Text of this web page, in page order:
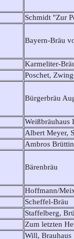
Schmidt "Zur
Bayern-Bräu
Karmeliter-
Poschet,
Bürgerbräu
Weißbräuhaus
Albert Meyer,
Ambros
Bärenbräu
Hoffmann/
Scheffel-Bräu
Staffelberg,
Zum letzten
Will, Brauhaus